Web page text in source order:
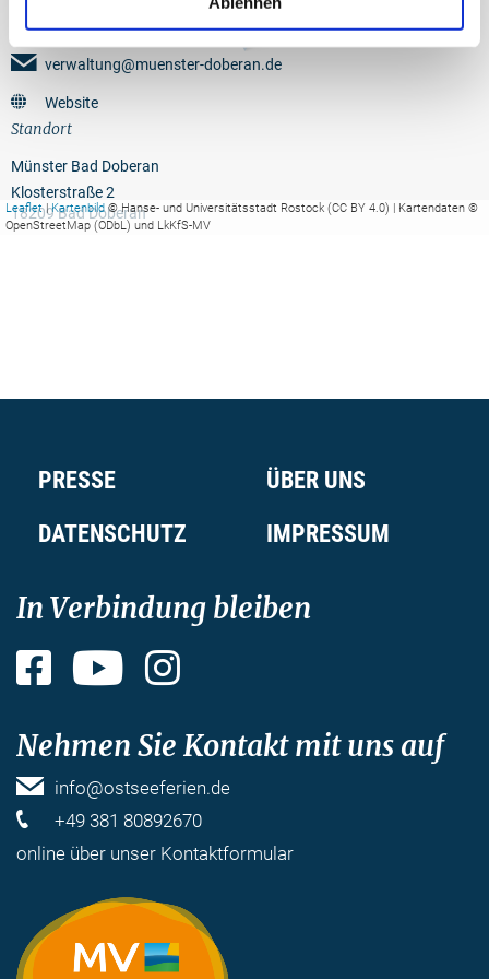
Leaflet|Kartenbild© Hanse- und Universitätsstadt Rostock (CC BY 4.0) | Kartendaten ©
OpenStreetMap (ODbL) und LkKfS-MV
+49 (0)38203 62716
verwaltung@muenster-doberan.de
Website
Standort
Münster Bad Doberan
Klosterstraße 2
18209 Bad Doberan
PRESSE
ÜBER UNS
DATENSCHUTZ
IMPRESSUM
In Verbindung bleiben
Facebook YouTube
Nehmen Sie Kontakt mit uns auf
info@ostseeferien.de
+49 381 80892670
online über unser Kontaktformular